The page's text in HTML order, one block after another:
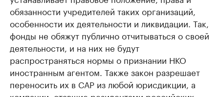
обязанности учредителей таких организаций,
особенности их деятельности и ликвидации. Так,
фонды не обяжут публично отчитываться о своей
деятельности, и на них не будут
распространяться нормы о признании НКО
иностранным агентом. Также закон разрешает
переносить их в САР из любой юрисдикции, а